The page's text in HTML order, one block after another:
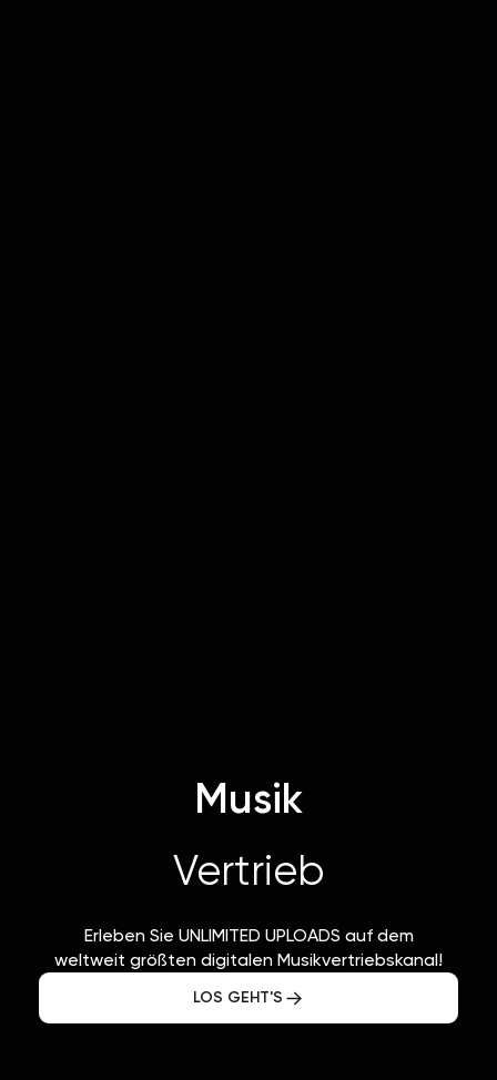
Musik
Vertrieb
Erleben Sie UNLIMITED UPLOADS auf dem
weltweit größten digitalen Musikvertriebskanal!
LOS GEHT'S